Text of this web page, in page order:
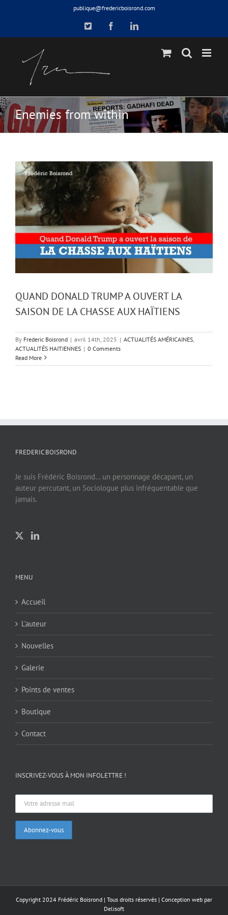
publique@fredericboisrond.com
X FacebookLinkedIn
Enemies from within
QUAND DONALD TRUMP A OUVERT LA
SAISON DE LA CHASSE AUX HAÏTIENS
By Frederic Boisrond | avril 14th, 2025 | ACTUALITÉS AMÉRICAINES
ACTUALITÉS HAITIENNES | 0 Comments
Read More
FREDERIC BOISROND
Je suis Frédéric Boisrond… un personnage décapant, un
auteur percutant, un Sociologue plus infréquentable que
jamais.
MENU
Accueil
L’auteur
Nouvelles
Galerie
Points de ventes
Boutique
Contact
INSCRIVEZ-VOUS À MON INFOLETTRE !
Copyright 2024 Frédéric Boisrond | Tous droits réservés | Conception web par
Delisoft